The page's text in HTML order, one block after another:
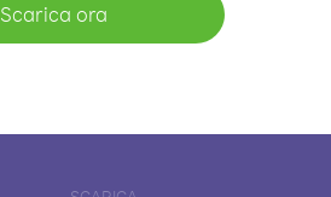
Scarica ora